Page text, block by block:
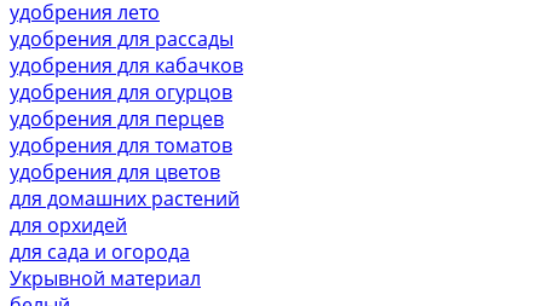
удобрения лето
удобрения для рассады
удобрения для кабачков
удобрения для огурцов
удобрения для перцев
удобрения для томатов
удобрения для цветов
для домашних растений
для орхидей
для сада и огорода
Укрывной материал